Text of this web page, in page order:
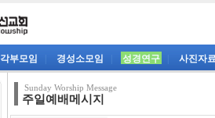
각부모임 경성소모임 성경연구 사진자
Sunday Worship Message
주일예배메시지